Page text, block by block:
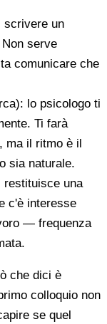
scrivere un
serve
comunicare che
lo psicologo ti
Ti farà
ma il ritmo è il
sia naturale.
restituisce una
c'è interesse
— frequenza
che dici è
colloquio non
se quel